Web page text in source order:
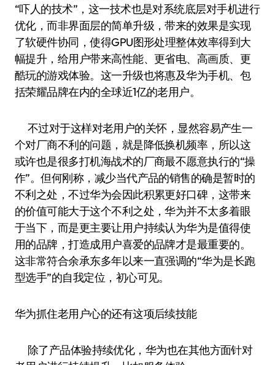
“吓人的技术”，这一技术也是对系统底层对手机进行
优化，而非界面层的简单升级，带来的效果是实现
了软硬件协同，使得GPU图形处理整体效率得到大
幅提升，给用户带来高性能、更省电、高画质、更
酷玩的游戏体验。这一升级也将惠及华为手机、包
括荣耀品牌在内的全球近1亿的老用户。
不过对于这样对老用户的关怀，显然容易产生一
个对厂商不利的问题，就是降低换机频率，所以这
或许也是很多打机海战术的厂商最不愿意执行的“操
作”。但何刚称，减少当代产品的销售的确是暂时的
不利之处，不过华为会因此积累更好口碑，这带来
的价值可能大于这个不利之处，华为并不太多着眼
于当下，而是更主要让用户持续认为华为是值得使
用的品牌，打造成用户喜爱的品牌才是最重要的。
这非常符合余承东多年以来一直强调的“华为是长跑
型选手”的自我定位，初心可见。
华为抓住老用户心的还有这项后续技能
除了产品体验持续优化，华为也在其他方面针对